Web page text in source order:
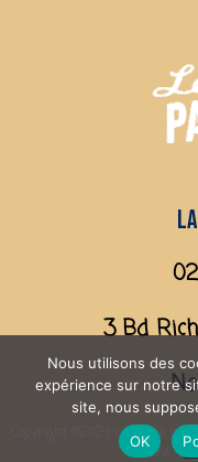
3 Bd
Copyright ©2024 - La mie
Vinard -
Nous utilisons des
expérience sur notre
site, nous
OK